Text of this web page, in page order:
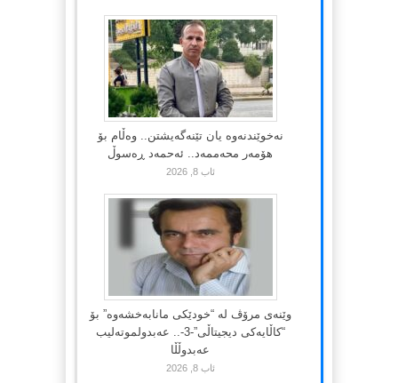
نەخوێندنەوە یان تێنەگەیشتن.. وەڵام بۆ
هۆمەر محەممەد.. ئەحمەد ڕەسوڵ
ئاب 8, 2026
وێنەی مرۆڤ لە “خودێکی مانابەخشەوە” بۆ
“کاڵایەکی دیجیتاڵی”-3-.. عەبدولموتەلیب
عەبدوڵڵا
ئاب 8, 2026